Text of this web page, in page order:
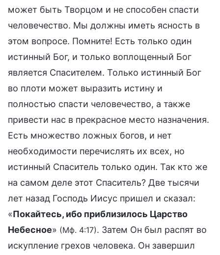
может быть Творцом и не способен спасти
человечество. Мы должны иметь ясность в
этом вопросе. Помните! Есть только один
истинный Бог, и только воплощенный Бог
является Спасителем. Только истинный Бог
во плоти может выразить истину и
полностью спасти человечество, а также
привести нас в прекрасное место назначения.
Есть множество ложных богов, и нет
необходимости перечислять их всех, но
истинный Спаситель только один. Так кто же
на самом деле этот Спаситель? Две тысячи
лет назад Господь Иисус пришел и сказал:
«Покайтесь, ибо приблизилось Царство
Небесное» (Мф. 4:17). Затем Он был распят во
искупление грехов человека. Он завершил